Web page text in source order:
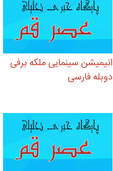
انیمیشن سینمایی ملکه برفی
دوبله فارسی